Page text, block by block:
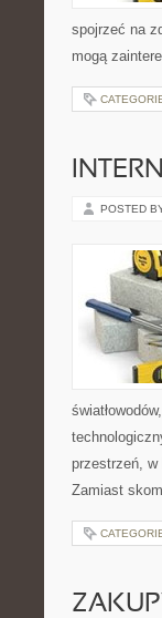
spojrzeć na
mogą
POSTED
przestrzeń,
Zamiast